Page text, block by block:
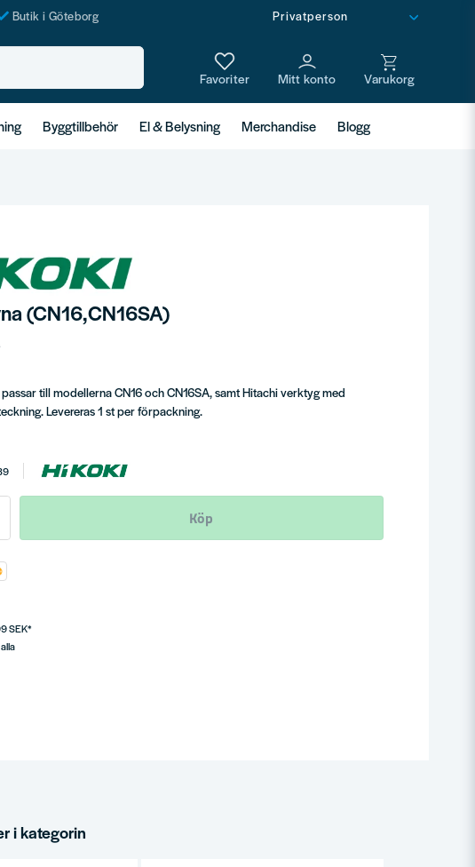
Butik i Göteborg
Byggtillbehör El & Belysning Merchandise Blogg
(CN16,CN16SA)
till modellerna CN16 och CN16SA, samt Hitachi verktyg med
Levereras 1 st per förpackning.
Köp
SEK*
i kategorin